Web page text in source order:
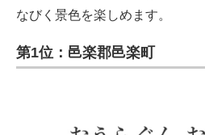
なびく景色を楽しめます。
第1位：邑楽郡邑楽町